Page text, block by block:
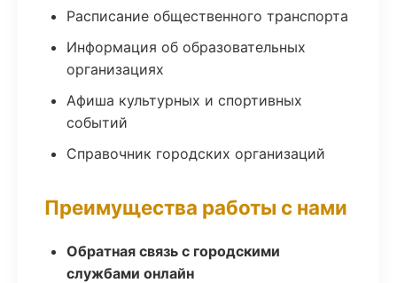
Расписание общественного транспорта
Информация об образовательных
организациях
Афиша культурных и спортивных
событий
Справочник городских организаций
Преимущества работы с нами
Обратная связь с городскими
службами онлайн